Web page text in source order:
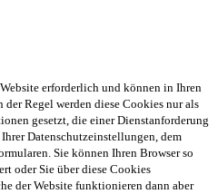
erforderlich und können in Ihren
Regel werden diese Cookies nur als
gesetzt, die einer Dienstanforderung
Datenschutzeinstellungen, dem
Sie können Ihren Browser so
oder Sie über diese Cookies
der Website funktionieren dann aber